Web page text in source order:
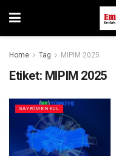
Home Tag MIPIM 2025
Etiket: MIPIM 2025
GAYRIMENKUL